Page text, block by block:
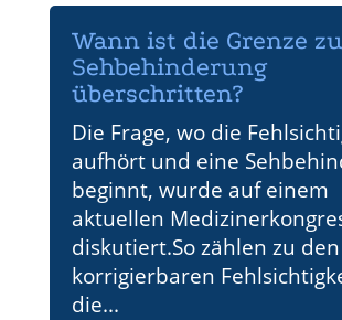
Wann ist die Grenze
Sehbehinderung
überschritten?
Die Frage, wo die
aufhört und eine
beginnt, wurde auf einem
aktuellen
diskutiert.So zählen zu
korrigierbaren
die...